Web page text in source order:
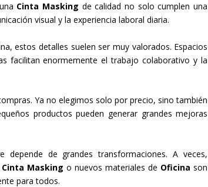
Cinta Masking de calidad no solo cumplen una
visual y la experiencia laboral diaria.
estos detalles suelen ser muy valorados. Espacios
facilitan enormemente el trabajo colaborativo y la
Ya no elegimos solo por precio, sino también
productos pueden generar grandes mejoras
de grandes transformaciones. A veces,
Cinta Masking o nuevos materiales de Oficina son
para todos.